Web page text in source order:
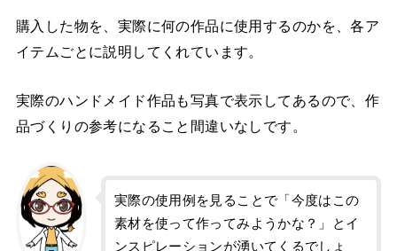
購入した物を、実際に何の作品に使用するのかを、各ア
イテムごとに説明してくれています。
実際のハンドメイド作品も写真で表示してあるので、作
品づくりの参考になること間違いなしです。
実際の使用例を見ることで「今度はこの
素材を使って作ってみようかな？」とイ
ンスピレーションが湧いてくるでしょ